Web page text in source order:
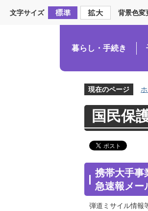
文字サイズ 背景色変
暮らし・手続き
現在のページ
国民保
携帯大手事
急速報メー
弾道ミサイル情報